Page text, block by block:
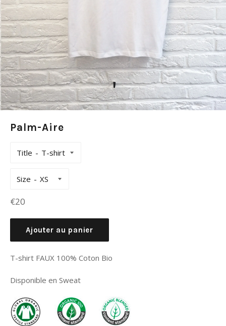
Palm-Aire
Title
Size
Prix
€20
Ajouter au panier
T-shirt FAUX 100% Coton Bio
Disponible en Sweat